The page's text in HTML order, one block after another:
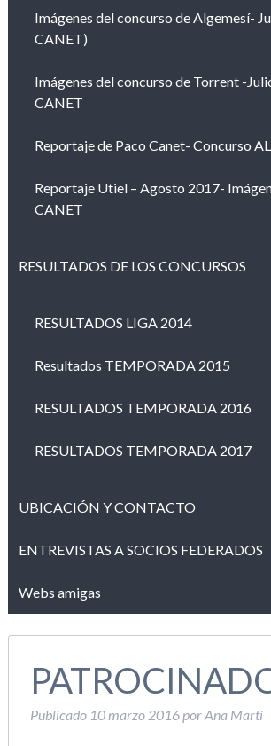
Imágenes del concurso de Algemesí-
CANET)
Imágenes del concurso de Torrent -
CANET
Reportaje de Paco Canet- Concurso
Reportaje Utiel – Agosto 2017-
CANET
RESULTADOS DE LOS CONCURSOS
RESULTADOS LIGA 2014
Resultados TEMPORADA 2015
RESULTADOS TEMPORADA 2016
RESULTADOS TEMPORADA 2017
UBICACIÓN Y CONTACTO
ENTREVISTAS A SOCIOS FEDERADOS
Webs amigas
Publicado 10 marzo 2016porAna Martí